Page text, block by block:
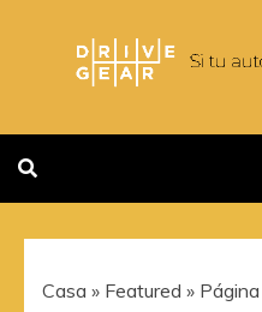
contenido
Casa » Featured »